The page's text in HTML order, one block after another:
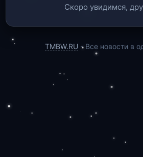
Скоро увидимся,
TMBW.RU - Все новости в